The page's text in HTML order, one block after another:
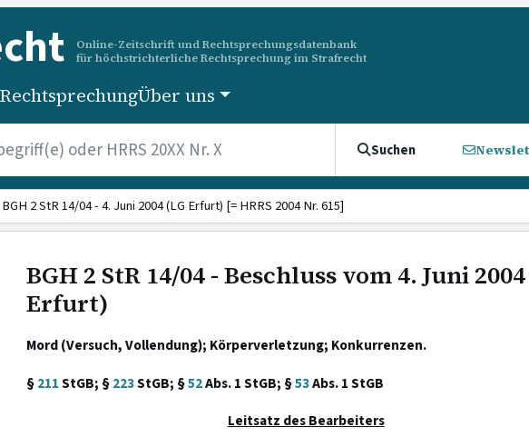
Online-Zeitschrift und Rechtsprechungsdatenbank
für höchstrichterliche Rechtsprechung im Strafrecht
RechtsprechungÜber uns
Suchen
BGH 2 StR 14/04 - 4. Juni 2004 (LG Erfurt) [= HRRS 2004 Nr. 615]
BGH 2 StR 14/04 - Beschluss vom 4. Juni
Erfurt)
Mord (Versuch, Vollendung); Körperverletzung; Konkurrenzen.
§211StGB; §223StGB; §52Abs. 1 StGB; §53Abs. 1 StGB
Leitsatz des Bearbeiters